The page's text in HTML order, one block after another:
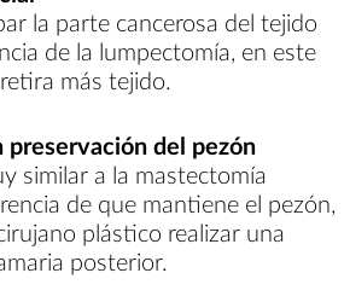
la parte cancerosa del tejido
de la lumpectomía, en este
más tejido.
del pezón
similar a la mastectomía
de que mantiene el pezón,
plástico realizar una
posterior.